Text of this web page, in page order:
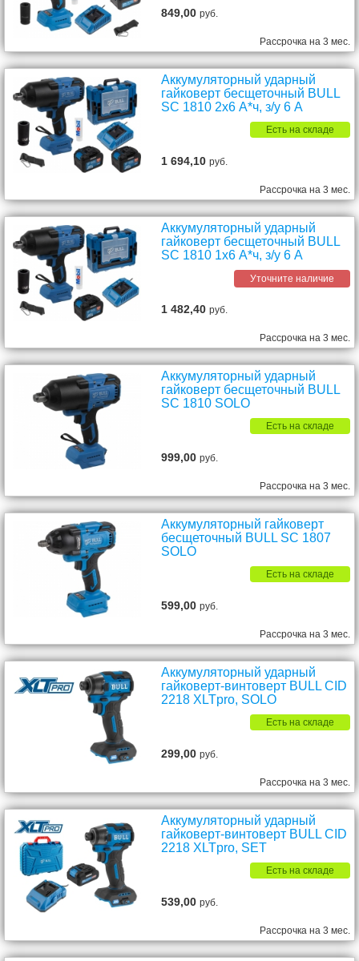
849,00руб.
Рассрочка на 3 мес.
Аккумуляторный ударный
гайковерт бесщеточный BULL
SC 1810 2х6 А*ч, з/у 6 А
Есть на складе
1 694,10руб.
Рассрочка на 3 мес.
Аккумуляторный ударный
гайковерт бесщеточный BULL
SC 1810 1х6 А*ч, з/у 6 А
Уточните наличие
1 482,40руб.
Рассрочка на 3 мес.
Аккумуляторный ударный
гайковерт бесщеточный BULL
SC 1810 SOLO
Есть на складе
999,00руб.
Рассрочка на 3 мес.
Аккумуляторный гайковерт
бесщеточный BULL SC 1807
SOLO
Есть на складе
599,00руб.
Рассрочка на 3 мес.
Аккумуляторный ударный
гайковерт-винтоверт BULL CID
2218 XLTpro, SOLO
Есть на складе
299,00руб.
Рассрочка на 3 мес.
Аккумуляторный ударный
гайковерт-винтоверт BULL CID
2218 XLTpro, SET
Есть на складе
539,00руб.
Рассрочка на 3 мес.